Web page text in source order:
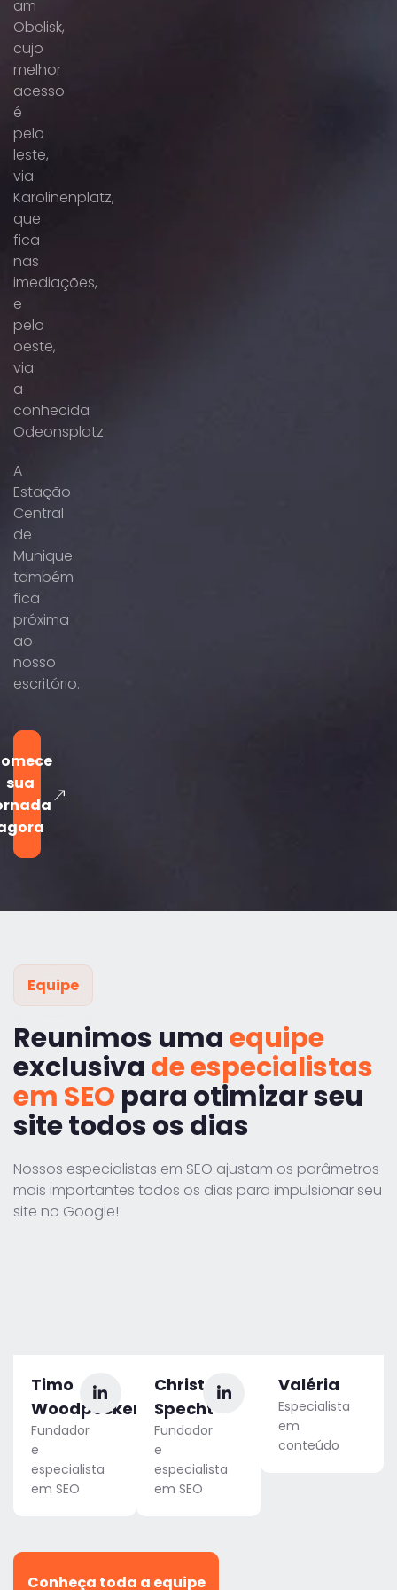
am
Obelisk,
cujo
melhor
acesso
é
pelo
leste,
via
Karolinenplatz,
que
fica
nas
imediações,
e
pelo
oeste,
via
a
conhecida
Odeonsplatz.
A
Estação
Central
de
Munique
também
fica
próxima
ao
nosso
escritório.
sua
Equipe
Reunimos umaequipe
exclusiva de especialistas
em SEO para otimizar seu
site todos os dias
Nossos especialistas em SEO ajustam os parâmetros
mais importantes todos os dias para impulsionar seu
site no Google!
Timo
Woodpecker
Fundador
e
especialista
em SEO
Christoph
Specht
Fundador
e
especialista
em SEO
Valéria
Especialista
em
conteúdo
Conheça toda a equipe